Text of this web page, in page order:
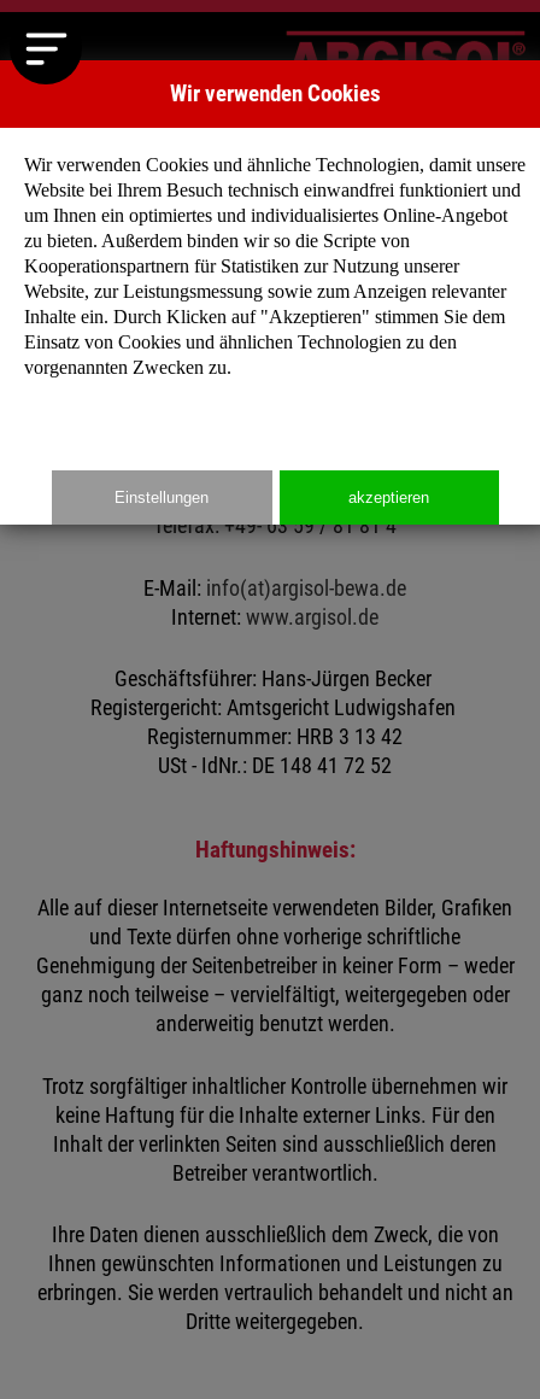
Impressum
ARGISOL Bausysteme - BEWA GmbH
Telefon: +49- 63 59 / 93 26-0
Telefax: +49- 63 59 / 81 81 4
E-Mail: info(at)argisol-bewa.de
Internet:www.argisol.de
Geschäftsführer: Hans-Jürgen Becker
Registergericht: Amtsgericht Ludwigshafen
Registernummer: HRB 3 13 42
USt - IdNr.: DE 148 41 72 52
Haftungshinweis:
Alle auf dieser Internetseite verwendeten Bilder, Grafiken
und Texte dürfen ohne vorherige schriftliche
Genehmigung der Seitenbetreiber in keiner Form – weder
ganz noch teilweise – vervielfältigt, weitergegeben oder
anderweitig benutzt werden.
Trotz sorgfältiger inhaltlicher Kontrolle übernehmen wir
keine Haftung für die Inhalte externer Links. Für den
Inhalt der verlinkten Seiten sind ausschließlich deren
Betreiber verantwortlich.
Ihre Daten dienen ausschließlich dem Zweck, die von
Ihnen gewünschten Informationen und Leistungen zu
erbringen. Sie werden vertraulich behandelt und nicht an
Dritte weitergegeben.
Wir verwenden Cookies
Wir verwenden Cookies und ähnliche Technologien, damit unsere
Website bei Ihrem Besuch technisch einwandfrei funktioniert und
um Ihnen ein optimiertes und individualisiertes Online-Angebot
zu bieten. Außerdem binden wir so die Scripte von
Kooperationspartnern für Statistiken zur Nutzung unserer
Website, zur Leistungsmessung sowie zum Anzeigen relevanter
Inhalte ein. Durch Klicken auf "Akzeptieren" stimmen Sie dem
Einsatz von Cookies und ähnlichen Technologien zu den
vorgenannten Zwecken zu.
Einstellungen akzeptieren